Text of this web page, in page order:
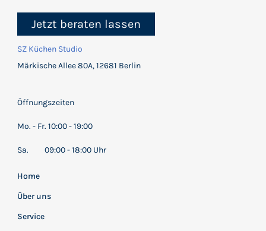
Jetzt beraten lassen
SZ Küchen Studio
Märkische Allee 80A, 12681 Berlin
Öffnungszeiten
Mo. - Fr. 10:00 - 19:00
Sa. 09:00 - 18:00 Uhr
Home
Über uns
Service